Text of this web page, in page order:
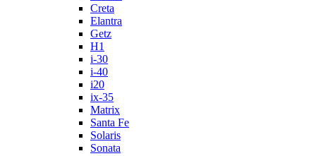
Creta
Elantra
Getz
H1
i-30
i-40
i20
ix-35
Matrix
Santa Fe
Solaris
Sonata